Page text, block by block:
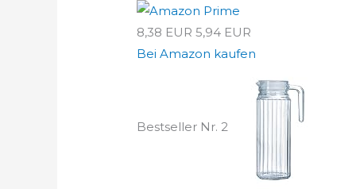
8,38 EUR 5,94 EUR
Bei Amazon kaufen
Bestseller Nr. 2